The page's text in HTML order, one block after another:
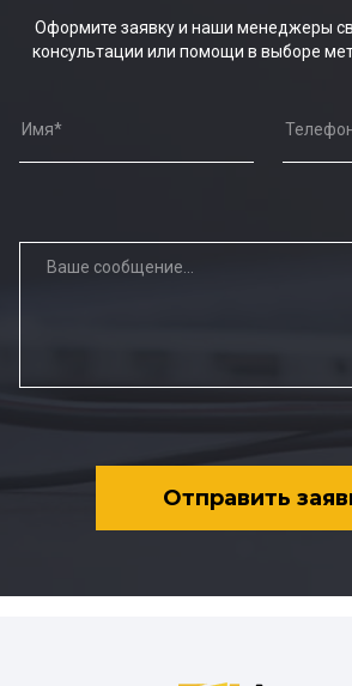
Оформите заявку и наши менеджеры
консультации или помощи в выборе
Отправить